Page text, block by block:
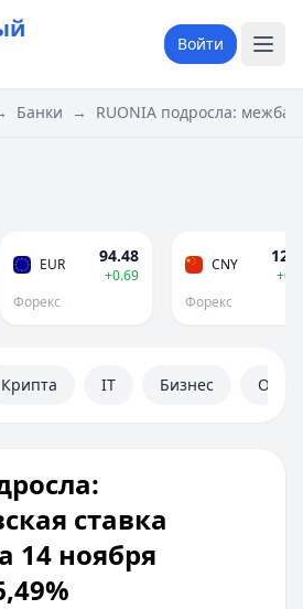
Войти
Банки → RUONIA подросла:
EUR 94.48
+0.69
Форекс
CNY
Форекс
Крипта IT Бизнес
ставка
14 ноября